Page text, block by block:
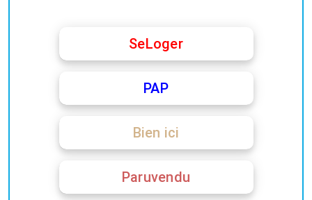
SeLoger
PAP
Bien ici
Paruvendu